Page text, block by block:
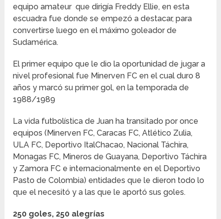
equipo amateur que dirigía Freddy Ellie, en esta
escuadra fue donde se empezó a destacar, para
convertirse luego en el máximo goleador de
Sudamérica.
El primer equipo que le dio la oportunidad de jugar a
nivel profesional fue Minerven FC en el cual duro 8
años y marcó su primer gol, en la temporada de
1988/1989
La vida futbolística de Juan ha transitado por once
equipos (Minerven FC, Caracas FC, Atlético Zulia,
ULA FC, Deportivo ItalChacao, Nacional Táchira,
Monagas FC, Mineros de Guayana, Deportivo Táchira
y Zamora FC e internacionalmente en el Deportivo
Pasto de Colombia) entidades que le dieron todo lo
que el necesitó y a las que le aportó sus goles.
250 goles, 250 alegrías